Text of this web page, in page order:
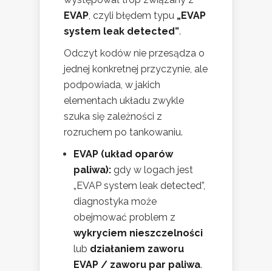
EVAP, czyli błędem typu „EVAP
system leak detected”.
Odczyt kodów nie przesądza o
jednej konkretnej przyczynie, ale
podpowiada, w jakich
elementach układu zwykle
szuka się zależności z
rozruchem po tankowaniu.
EVAP (układ oparów
paliwa): gdy w logach jest
„EVAP system leak detected”,
diagnostyka może
obejmować problem z
wykryciem nieszczelności
lub działaniem zaworu
EVAP / zaworu par paliwa.